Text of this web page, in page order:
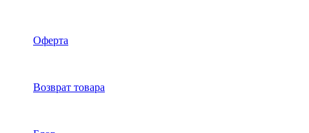
Оферта
Возврат товара